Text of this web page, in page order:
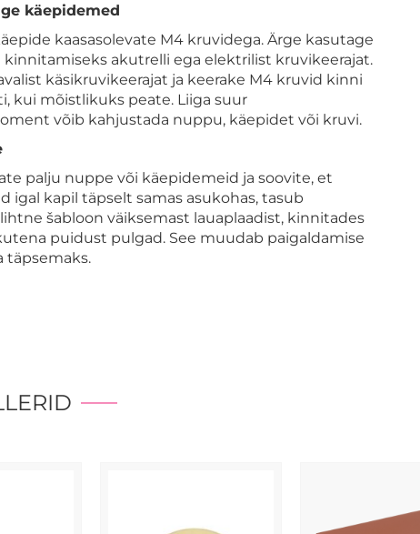
käepidemed
kaasasolevate M4 kruvidega. Ärge kasutage
akutrelli ega elektrilist kruvikeerajat.
käsikruvikeerajat ja keerake M4 kruvid kinni
kui mõistlikuks peate. Liiga suur
võib kahjustada nuppu, käepidet või kruvi.
palju nuppe või käepidemeid ja soovite, et
igal kapil täpselt samas asukohas, tasub
šabloon väiksemast lauaplaadist, kinnitades
puidust pulgad. See muudab paigaldamise
täpsemaks.